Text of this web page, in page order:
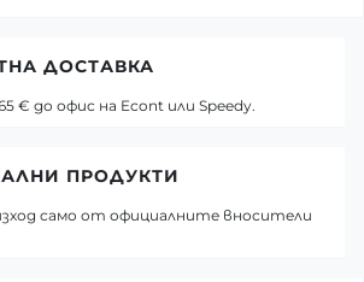
ДОСТАВКА
€ до офис на Econt или Speedy.
ПРОДУКТИ
само от официалните вносители